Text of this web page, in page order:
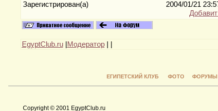
Зарегистрирован(а)
2004/01/21
EgyptClub.ru| Модератор|
ЕГИПЕТСКИЙ КЛУБ ФОТО ФОРУМЫ
Copyright © 2001 EgyptClub.ru